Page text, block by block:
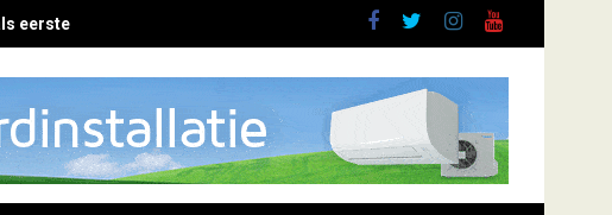
eerste brand Zenderstraat